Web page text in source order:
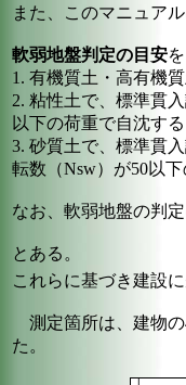
また、このマニュアル
軟弱地盤判定の目安
1. 有機質土・高有機質
2. 粘性土で、標準貫
以下の荷重で自沈す
3. 砂質土で、標準貫
転数（Nsw）が50以
なお、軟弱地盤の判
とある。
これらに基づき建設
測定箇所は、建物の
た。